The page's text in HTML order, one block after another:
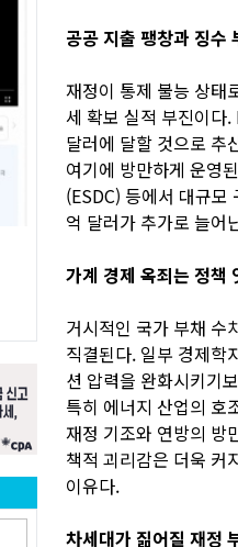
공공 지출 팽창과 징수
재정이 통제 불능 상태
세 확보 실적 부진이다
달러에 달할 것으로 추
여기에 방만하게 운영
(ESDC) 등에서 대규
억 달러가 추가로 늘어
가계 경제 옥죄는 정책
거시적인 국가 부채 수
직결된다. 일부 경제학
션 압력을 완화시키기
특히 에너지 산업의 호
재정 기조와 연방의 방
책적 괴리감은 더욱 커
이유다.
차세대가 짊어질 재정